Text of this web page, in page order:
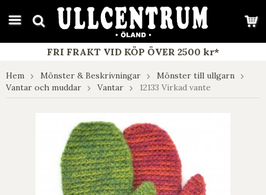
google-site-verification: google7e4b1026db5d9f32.html
FRI FRAKT VID KÖP ÖVER 2500 kr*
Hem Mönster & Beskrivningar
Mönster till ullgarn
Vantar och muddar
Vantar 12133 Virkad vante